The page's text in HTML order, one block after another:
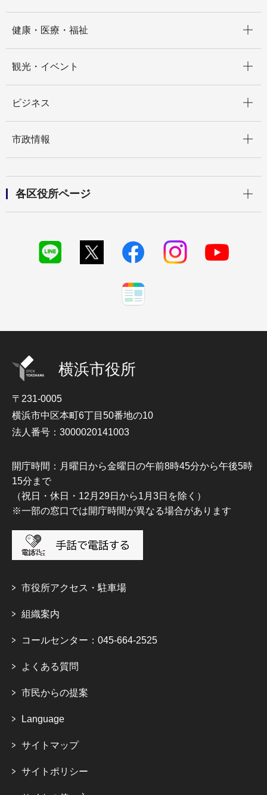
健康・医療・福祉
観光・イベント
ビジネス
市政情報
各区役所ページ
横浜市役所
〒231-0005
横浜市中区本町6丁目50番地の10
法人番号：3000020141003
開庁時間：月曜日から金曜日の午前8時45分から午後5時
15分まで
（祝日・休日・12月29日から1月3日を除く）
※一部の窓口では開庁時間が異なる場合があります
市役所アクセス・駐車場
組織案内
コールセンター：045-664-2525
よくある質問
市民からの提案
Language
サイトマップ
サイトポリシー